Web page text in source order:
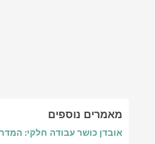
מאמרים נוספים‎
אובדן כושר עבודה חלקי: